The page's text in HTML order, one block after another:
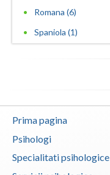
Romana (6)
Spaniola (1)
Prima pagina
Psihologi
Specialitati psihologice